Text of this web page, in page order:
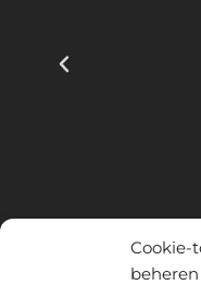
Cookie-
beheren